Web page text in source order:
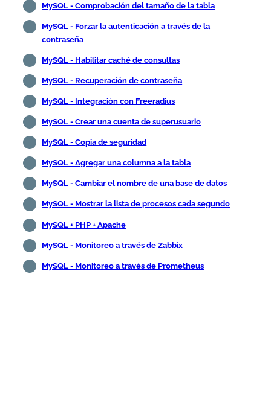
MySQL - Comprobación del tamaño de la tabla
MySQL - Forzar la autenticación a través de la
contraseña
MySQL - Habilitar caché de consultas
MySQL - Recuperación de contraseña
MySQL - Integración con Freeradius
MySQL - Crear una cuenta de superusuario
MySQL - Copia de seguridad
MySQL - Agregar una columna a la tabla
MySQL - Cambiar el nombre de una base de datos
MySQL - Mostrar la lista de procesos cada segundo
MySQL + PHP + Apache
MySQL - Monitoreo a través de Zabbix
MySQL - Monitoreo a través de Prometheus